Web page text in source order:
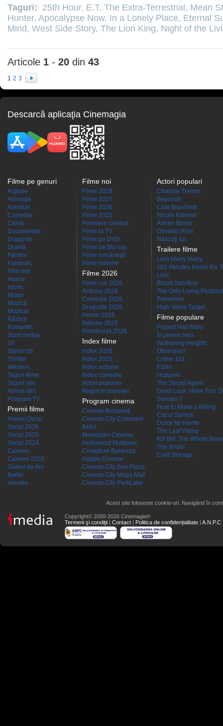
Taguri: 25th Hour, E.T. The Extra-Terrestrial , Mean
Hunter, Apocalypse Now, In a Lonely Place, Eternal
Mind, West Side Story, The Lion King, Night of the
Articole 1 - 20 din 43
1 2 3
Descarcă aplicaţia Cinemagia
Filme pe genuri
Acţiune
Animaţie
Aventuri
Comedie
Crimă
Documentar
Dragoste
Dramă
Familie
Fantastic
Film noir
Horror
Istoric
Mister
Muzică
Muzical
Război
Romantic
Scurt metraj
SF
Stand Up
Thriller
Western
Taguri filme
Taguri stiri
Arhiva stiri
Program TV
Premii filme
Premii Oscar
Oscar 2026
Oscar 2025
Oscar 2024
Cannes
Cannes 2026
Globul de Aur
Berlin
Venetia
Filme noi
Filme 2028
Filme 2027
Filme 2026
Filme 2025
Premiere cinema
Filme la TV
Filme pe DVD
Filme pe Blu-ray
Filme româneşti
Filme indiene
Filme 2026
Filme noi 2026
Actiune 2026
Comedie 2026
Dragoste 2026
Horror 2026
Indiene 2026
Româneşti 2026
Index filme
Index 2026
Index 2025
Index acţiune
Index comedie
Actori populari
Regizori populari
Program cinema
Cinema Bucuresti
Cinema City Cotroceni
IMAX
Movieplex Cinema
Hollywood Multiplex
Cineplexx Baneasa
Happy Cinema
Cinema City Sun Plaza
Cinema City Mega Mall
Cinema City ParkLake
Actori populari
Charlize Theron
Beyoncé
Cate Blanchett
Nicole Kidman
Adrien Brody
Osvaldo Ríos
Născuţi azi
Trailere filme
Let's Marry Harry
102 Minutes Inside the
Lion
Blood Sacrifice
The Only Living
Primetime
High Value Target
Filme populare
Project Hail Mary
În pielea mea
Wuthering Heights
Obsession
Crime 101
Kîzîm
Hoppers
The Secret Agent
Good Luck, Have Fun,
Scream 7
How to Make a Killing
Cazul Samca
Dolce far niente
The Last Viking
Kill Bill: The Whole
The Bride!
Cold Storage
Acest site folosește cookie-uri. Navigând în
Copyright© 2000-2026 Cinemagia®
Termeni şi condiţii | Contact | Politica de confidențialitate | A.N.P.C